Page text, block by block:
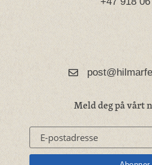
Meld deg på vårt